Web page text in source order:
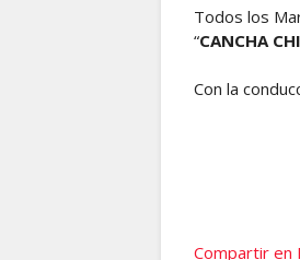
Todos los
“CANCHA
Con la
Compartir en